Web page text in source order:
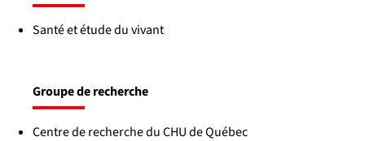
Santé et étude du vivant
Groupe de recherche
Centre de recherche du CHU de Québec